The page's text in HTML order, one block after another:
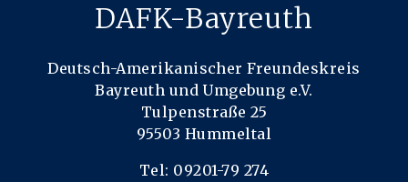
DAFK-Bayreuth
Deutsch-Amerikanischer Freundeskreis
Bayreuth und Umgebung e.V.
Tulpenstraße 25
95503 Hummeltal
Tel: 09201-79 274